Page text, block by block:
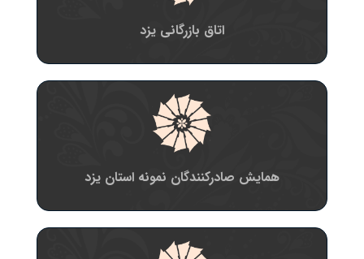
اتاق بازرگانی یزد
همایش صادرکنندگان نمونه استان یزد